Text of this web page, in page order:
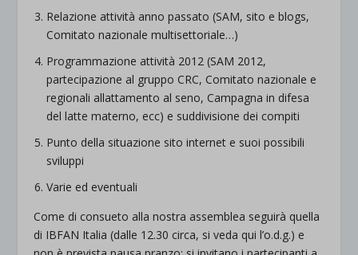
Relazione attività anno passato (SAM, sito e blogs,
Comitato nazionale multisettoriale…)
Programmazione attività 2012 (SAM 2012,
partecipazione al gruppo CRC, Comitato nazionale e
regionali allattamento al seno, Campagna in difesa
del latte materno, ecc) e suddivisione dei compiti
Punto della situazione sito internet e suoi possibili
sviluppi
Varie ed eventuali
Come di consueto alla nostra assemblea seguirà quella
di IBFAN Italia (dalle 12.30 circa, si veda qui l’o.d.g.) e